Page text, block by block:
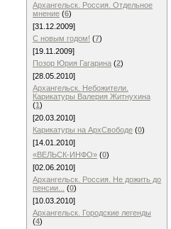
Архангельск. Россия. Отдельное
мнение (6)
[31.12.2009]
С новым годом! (7)
[19.11.2009]
Позор Юрия Гагарина (2)
[28.05.2010]
Архангельск. Небожители.
Карикатуры Валерия Житнухина
(1)
[20.03.2010]
Карикатуры на АрхСвободе (0)
[14.01.2010]
«ВЕЛЬСК-ИНФО» (0)
[02.06.2010]
Архангельск. Россия. Не дожить до
пенсии...
(0)
[10.03.2010]
Архангельск. Городские легенды
(4)